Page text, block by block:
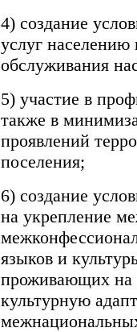
4) создание
услуг населению
обслуживания
5) участие в
также в
проявлений
поселения;
6) создание
на укрепление
языков и
проживающих на
культурную